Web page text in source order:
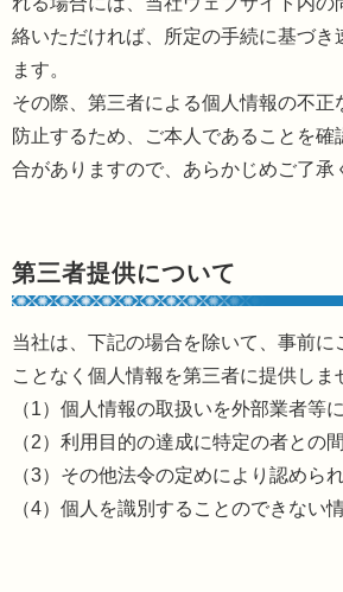
絡いただければ、所定の手続に基づき
ます。
その際、第三者による個人情報の不正
防止するため、ご本人であることを確
合がありますので、あらかじめご了承
第三者提供について
当社は、下記の場合を除いて、事前に
ことなく個人情報を第三者に提供しま
（1）個人情報の取扱いを外部業者等
（2）利用目的の達成に特定の者との
（3）その他法令の定めにより認めら
（4）個人を識別することのできない